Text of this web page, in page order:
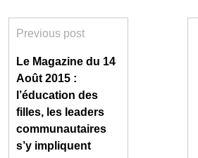
Previous post
Le Magazine du 14
Août 2015 :
l’éducation des
filles, les leaders
communautaires
s’y impliquent